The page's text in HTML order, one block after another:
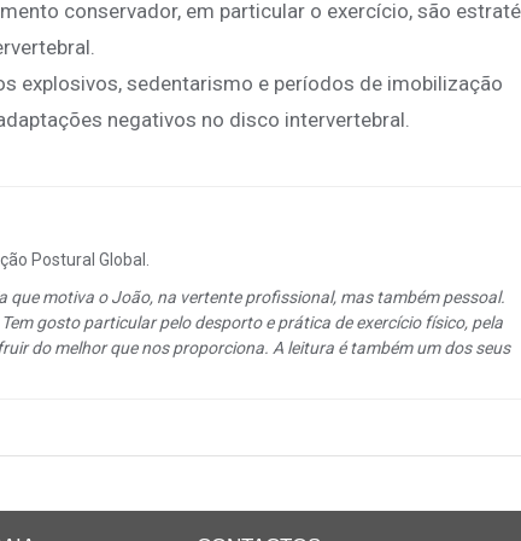
conservador, em particular o exercício, são
explosivos, sedentarismo e períodos de imobilização
negativos no disco intervertebral.
Postural Global.
que motiva o João, na vertente profissional, mas também pessoal.
gosto particular pelo desporto e prática de exercício físico, pela
do melhor que nos proporciona. A leitura é também um dos seus